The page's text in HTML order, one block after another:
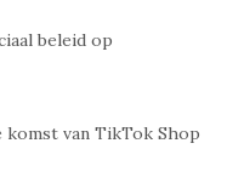
beleid op
komst van TikTok Shop